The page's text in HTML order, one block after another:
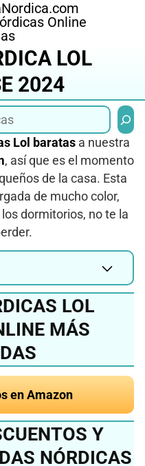
LOL
2024
Lol baratas a nuestra
, así que es el momento
de la casa. Esta
de mucho color,
dormitorios, no te la
LOL
MÁS
en Amazon
Y
NÓRDICAS